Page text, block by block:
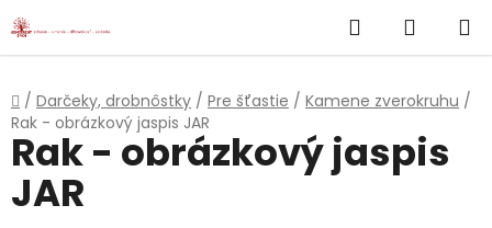
Prejsť
na
Hľadať
KOŠÍK
Domov
/ Darčeky, drobnôstky / Pre šťastie / Kamene zverokruhu /
Rak - obrázkový jaspis JAR
Rak - obrázkový jaspis
JAR